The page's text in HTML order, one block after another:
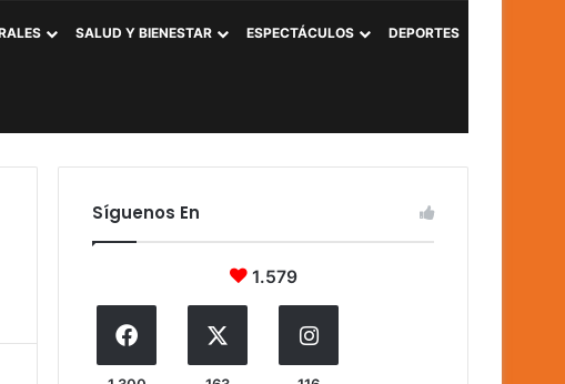
SALUD Y BIENESTAR ESPECTÁCULOS DEPORTES
Síguenos En
1.579